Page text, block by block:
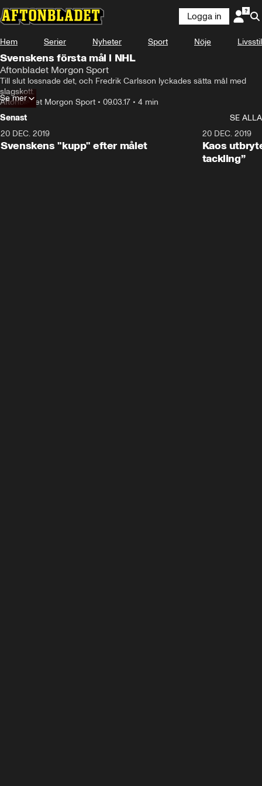
Logga in
Hem Serier Nyheter Sport Nöje Livsstil
Svenskens första mål i NHL
Aftonbladet Morgon Sport
Till slut lossnade det, och Fredrik Carlsson lyckades sätta mål med
slagskott.
Aftonbladet Morgon Sport • 09.03.17 • 4 min
Se mer
Senast
SE ALLA
20 DEC. 2019
Svenskens "kupp" efter målet
20 DEC. 2019
Kaos
tackling”